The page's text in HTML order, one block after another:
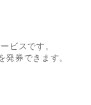
ビスです。
券できます。